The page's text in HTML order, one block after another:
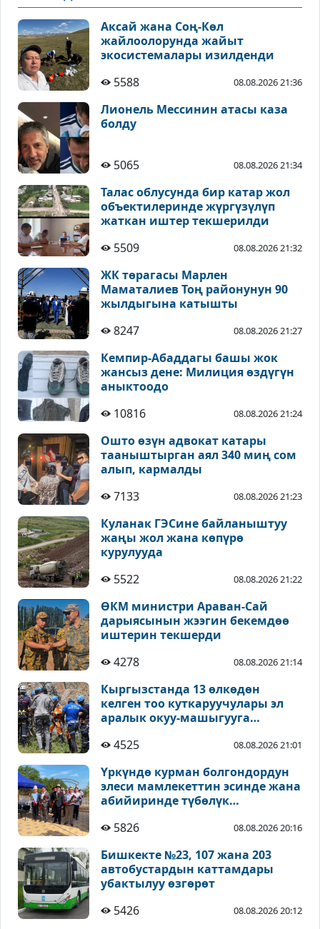
Аксай жана Соң-Көл
жайлоолорунда жайыт
экосистемалары изилденди
5588
08.08.2026 21:36
Лионель Мессинин атасы каза
болду
5065 08.08.2026 21:34
Талас облусунда бир катар жол
объектилеринде жүргүзүлүп
жаткан иштер текшерилди
5509
08.08.2026 21:32
ЖК төрагасы Марлен
Маматалиев Тоң районунун 90
жылдыгына катышты
8247
08.08.2026 21:27
Кемпир-Абаддагы башы жок
жансыз дене: Милиция өздүгүн
аныктоодо
10816
08.08.2026 21:24
Ошто өзүн адвокат катары
тааныштырган аял 340 миң сом
алып, кармалды
7133
08.08.2026 21:23
Куланак ГЭСине байланыштуу
жаңы жол жана көпүрө
курулууда
5522
08.08.2026 21:22
ӨКМ министри Араван-Сай
дарыясынын жээгин бекемдөө
иштерин текшерди
4278
08.08.2026 21:14
Кыргызстанда 13 өлкөдөн
келген тоо куткаруучулары эл
аралык окуу-машыгууга
4525
08.08.2026 21:01
Үркүндө курман болгондордун
элеси мамлекеттин эсинде жана
абийиринде түбөлүк
5826
08.08.2026 20:16
Бишкекте №23, 107 жана 203
автобустардын каттамдары
убактылуу өзгөрөт
5426
08.08.2026 20:12